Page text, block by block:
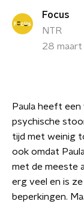
Focus
NTR
28
Paula heeft
psychische
tijd met weinig
ook omdat
met de meeste
erg veel en is
beperkingen.